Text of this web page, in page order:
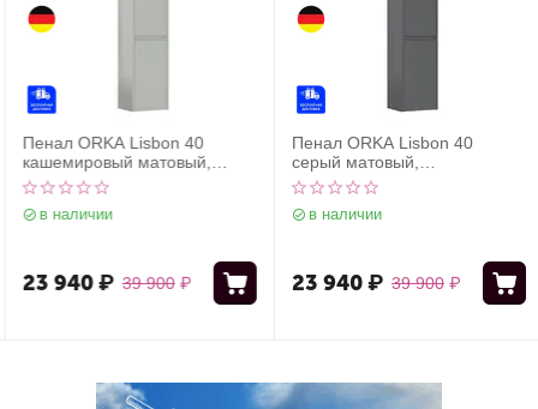
Пенал ORKA Lisbon 40
кашемировый матовый,
универсальный
в наличии
39 900 ₽
23 940 ₽
Пенал ORKA Lisbon 40
серый матовый,
универсальный
в наличии
39 900 ₽
23 940 ₽